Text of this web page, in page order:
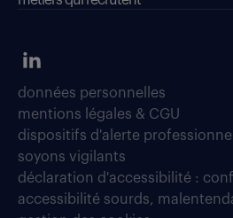
données personnelles
mentions légales & CGU
dispositifs d'alerte
soyons vigilants
déclaration d'accessibilité :
accessibilité sourds,